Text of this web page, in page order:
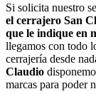
Si solicita nuestro
el cerrajero San
que le indique en
llegamos con todo
cerrajería desde
Claudio
marcas para poder